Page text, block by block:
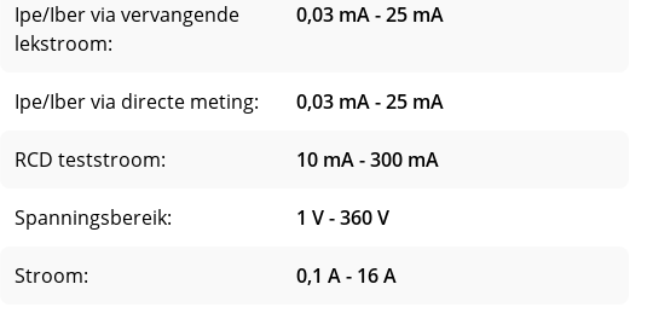
Ipe/Iber via vervangende
lekstroom:
0,03 mA - 25 mA
Ipe/Iber via directe meting: 0,03 mA - 25 mA
RCD teststroom: 10 mA - 300 mA
Spanningsbereik: 1 V - 360 V
Stroom: 0,1 A - 16 A